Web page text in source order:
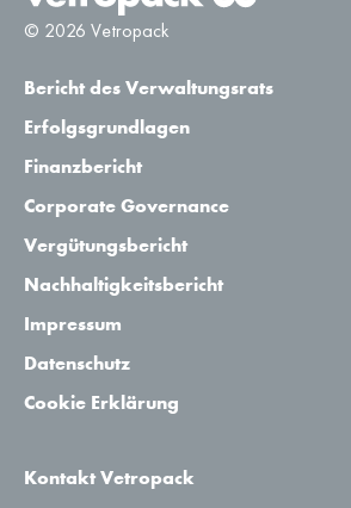
© 2026 Vetropack
Bericht des Verwaltungsrats
Erfolgsgrundlagen
Finanzbericht
Corporate Governance
Vergütungsbericht
Nachhaltigkeitsbericht
Impressum
Datenschutz
Cookie Erklärung
Kontakt Vetropack